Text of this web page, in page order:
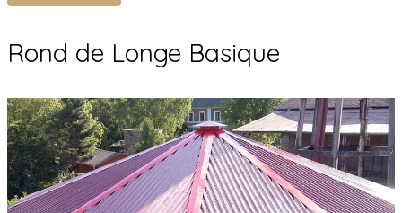
Rond de Longe Basique